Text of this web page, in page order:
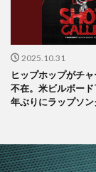
2025.10.31
ヒップホップがチ
不在。米ビルボー
年ぶりにラップソ